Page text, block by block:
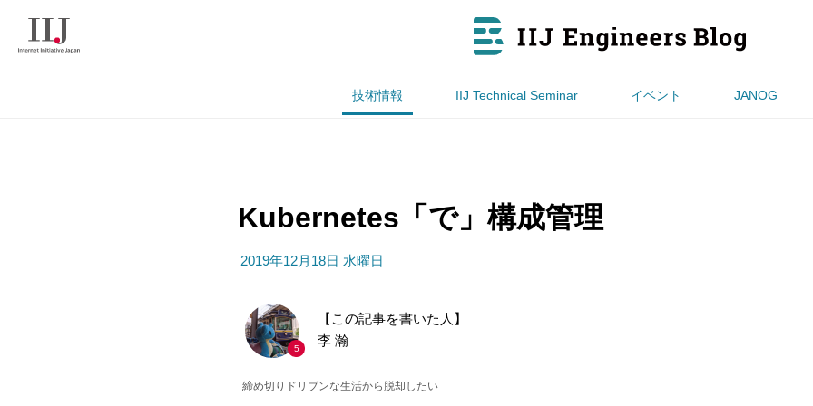
技術情報 IIJ Technical Seminar イベント JANOG
Kubernetes「で」構成管理
2019年12月18日 水曜日
5
【この記事を書いた人】
李 瀚
締め切りドリブンな生活から脱却したい